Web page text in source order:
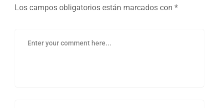
Los campos obligatorios están marcados con *